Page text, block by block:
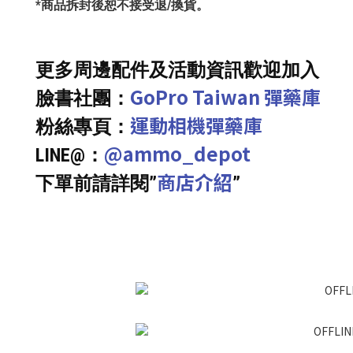
*商品拆封後恕不接受退/換貨。
更多周邊配件及活動資訊歡迎加入
臉書社團： GoPro Taiwan 彈藥庫
粉絲專頁： 運動相機彈藥庫
LINE@： @ammo_depot
下單前請詳閱”商店介紹”